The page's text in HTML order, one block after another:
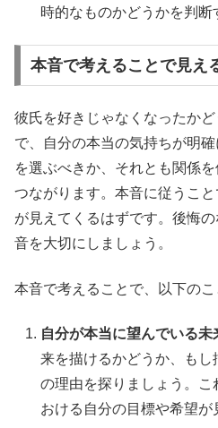
時的なものかどうかを判断
本音で考えることで見え
彼氏を好きじゃなくなったか
で、自分の本当の気持ちが明
を選ぶべきか、それとも関係
つながります。本音に従うこ
が見えてくるはずです。後悔
音を大切にしましょう。
本音で考えることで、以下のこ
自分が本当に望んでいる未
来を描けるかどうか、も
の理由を探りましょう。こ
おける自分の目標や希望が